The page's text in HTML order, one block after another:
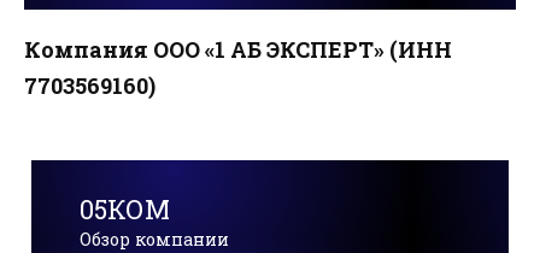
Компания ООО «1 АБ ЭКСПЕРТ» (ИНН
7703569160)
05КОМ
Обзор компании